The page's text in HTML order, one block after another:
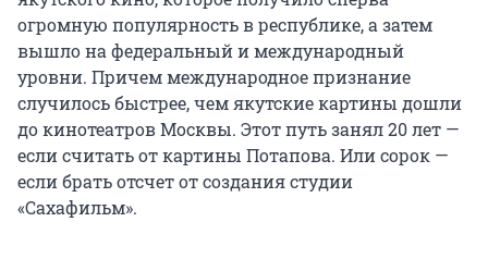
огромную популярность в республике, а затем
вышло на федеральный и международный
уровни. Причем международное признание
случилось быстрее, чем якутские картины дошли
до кинотеатров Москвы. Этот путь занял 20 лет —
если считать от картины Потапова. Или сорок —
если брать отсчет от создания студии
«Сахафильм».